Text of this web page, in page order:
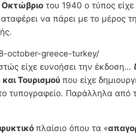
Οκτώβριο του 1940 ο τύπος
να πάρει με το μέρος
october-greece-turkey/
είχε ευνοήσει την έκδοση…
Τουρισμού που είχε
τυπογραφείο. Παράλληλα από
πλαίσιο όπου τα «